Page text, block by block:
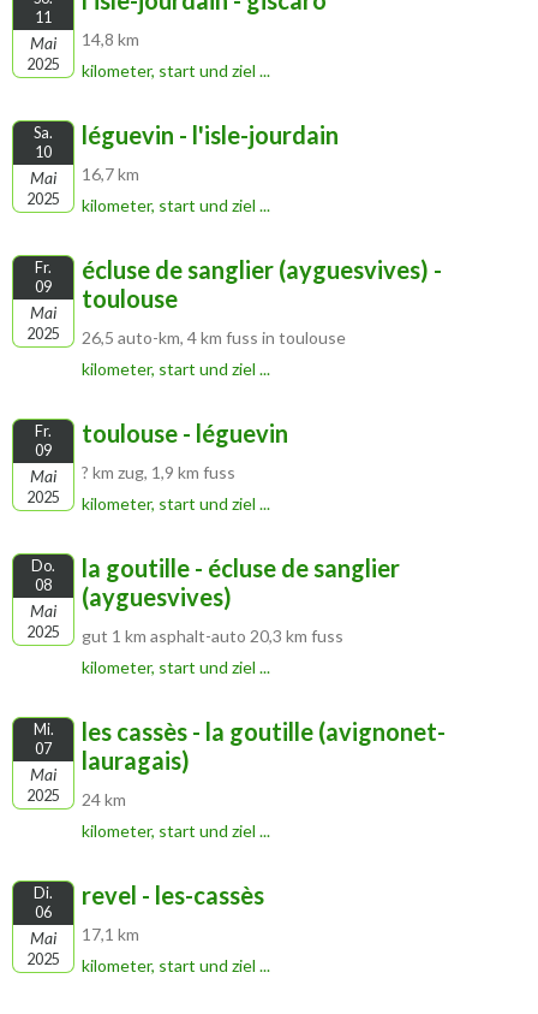
11
Mai
2025
14,8 km
kilometer, start und ziel ...
Sa.
10
Mai
2025
léguevin - l'isle-jourdain
16,7 km
kilometer, start und ziel ...
Fr.
09
Mai
2025
écluse de sanglier (ayguesvives) -
toulouse
26,5 auto-km, 4 km fuss in toulouse
kilometer, start und ziel ...
Fr.
09
Mai
2025
toulouse - léguevin
? km zug, 1,9 km fuss
kilometer, start und ziel ...
Do.
08
Mai
2025
la goutille - écluse de sanglier
(ayguesvives)
gut 1 km asphalt-auto 20,3 km fuss
kilometer, start und ziel ...
Mi.
07
Mai
2025
les cassès - la goutille (avignonet-
lauragais)
24 km
kilometer, start und ziel ...
Di.
06
Mai
2025
revel - les-cassès
17,1 km
kilometer, start und ziel ...